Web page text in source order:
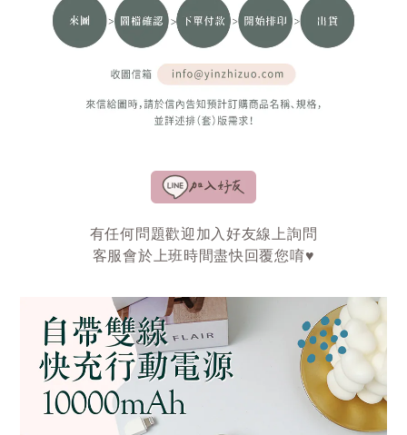
有任何問題歡迎加入好友線上詢問
客服會於上班時間盡快回覆您唷♥